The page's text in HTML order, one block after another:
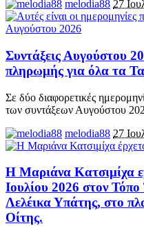
melodia88 27
Συντάξεις Αυγούστου
πληρωμής για όλα τα
Σε δύο διαφορετικές
των συντάξεων Αυγούστου
melodia88 27
Η Μαριάνα Κατσιμίχα
Ιουλίου 2026 στον
Λελέικα Υπάτης, στο
Οίτης.